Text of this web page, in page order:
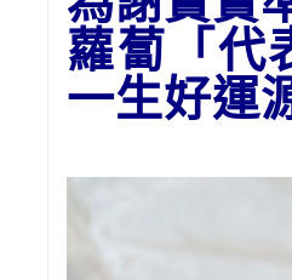
蘿蔔「代
一生好運